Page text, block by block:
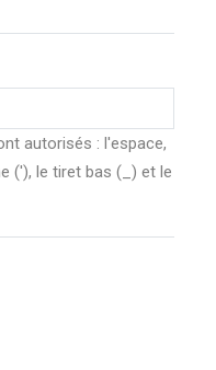
autorisés : l'espace,
('), le tiret bas (_) et le